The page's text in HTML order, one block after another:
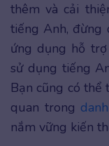
thêm và cải
tiếng Anh, đừng
ứng dụng hỗ
sử dụng tiếng
Bạn cũng có
quan trong
nắm vững kiến